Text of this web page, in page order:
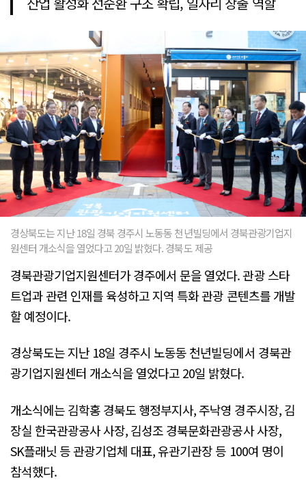
경상북도는 지난 18일 경북 경주시 노동동 천년빌딩에서 경북관광기업지
원센터 개소식을 열었다고 20일 밝혔다. 경북도 제공
경북관광기업지원센터가 경주에서 문을 열었다. 관광 스타
트업과 관련 인재를 육성하고 지역 특화 관광 콘텐츠를 개발
할 예정이다.
경상북도는 지난 18일 경주시 노동동 천년빌딩에서 경북관
광기업지원센터 개소식을 열었다고 20일 밝혔다.
개소식에는 김학홍 경북도 행정부지사, 주낙영 경주시장, 김
장실 한국관광공사 사장, 김성조 경북문화관광공사 사장,
SK플래닛 등 관광기업체 대표, 유관기관장 등 100여 명이
참석했다.